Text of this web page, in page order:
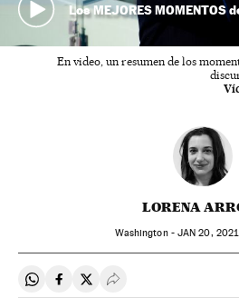
Los MEJORES MOMENTOS
En video, un resumen de los
LORENA
Washington - JAN 20,
Compartir en Whatsapp
Compartir en Facebook
Compartir en Twitter
Desplegar Redes